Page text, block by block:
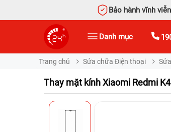
Bảo hành vĩnh viễn
Danh mục
Trang chủ Sửa chữa Điện thoại
Thay mặt kính Xiaomi Redmi